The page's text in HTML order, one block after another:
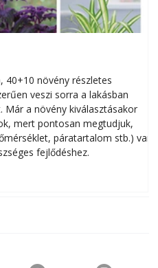
40+10 növény részletes
veszi sorra a lakásban
Már a növény kiválasztásakor
mert pontosan megtudjuk,
páratartalom stb.) van
fejlődéshez.